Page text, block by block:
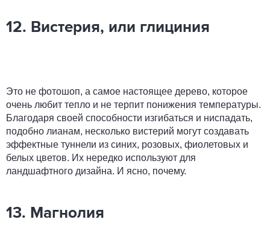
12. Вистерия, или глициния
Это не фотошоп, а самое настоящее дерево, которое
очень любит тепло и не терпит понижения температуры.
Благодаря своей способности изгибаться и ниспадать,
подобно лианам, несколько вистерий могут создавать
эффектные туннели из синих, розовых, фиолетовых и
белых цветов. Их нередко используют для
ландшафтного дизайна. И ясно, почему.
13. Магнолия